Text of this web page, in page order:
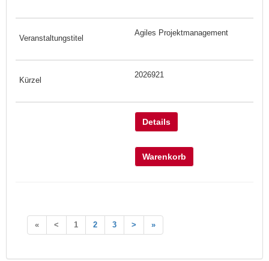
Agiles Projektmanagement
2026921
Details
Warenkorb
« < 1 2 3 > »